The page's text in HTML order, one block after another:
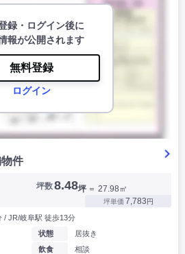
録・ログイン後に
報が公開されます
無料登録
ログイン
件
坪数8.48坪 ＝ 27.98㎡
坪単価 7,783円
/ JR/岐阜駅 徒歩13分
状態
居抜き
飲食
相談